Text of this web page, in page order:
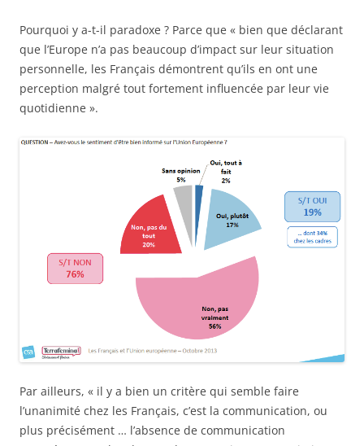
Pourquoi y a-t-il paradoxe ? Parce que « bien que déclarant
que l’Europe n’a pas beaucoup d’impact sur leur situation
personnelle, les Français démontrent qu’ils en ont une
perception malgré tout fortement influencée par leur vie
quotidienne ».
Par ailleurs, « il y a bien un critère qui semble faire
l’unanimité chez les Français, c’est la communication, ou
plus précisément … l’absence de communication